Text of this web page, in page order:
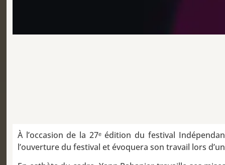
À l’occasion de la 27ᵉ édition du festival
l’ouverture du festival et évoquera son travail lors